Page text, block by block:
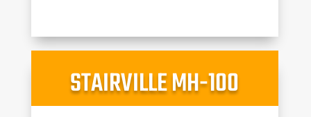
STAIRVILLE MH-100